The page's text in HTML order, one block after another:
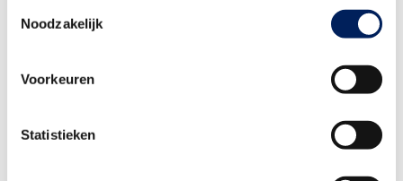
Noodzakelijk
Voorkeuren
Statistieken
De Roo bv - Emmen
Aannemersbedrijf B.V.